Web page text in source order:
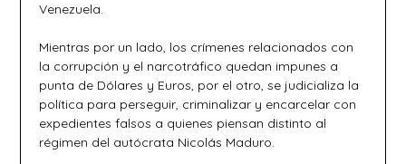
Venezuela.
Mientras por un lado, los crímenes relacionados con
la corrupción y el narcotráfico quedan impunes a
punta de Dólares y Euros, por el otro, se judicializa la
política para perseguir, criminalizar y encarcelar con
expedientes falsos a quienes piensan distinto al
régimen del autócrata Nicolás Maduro.